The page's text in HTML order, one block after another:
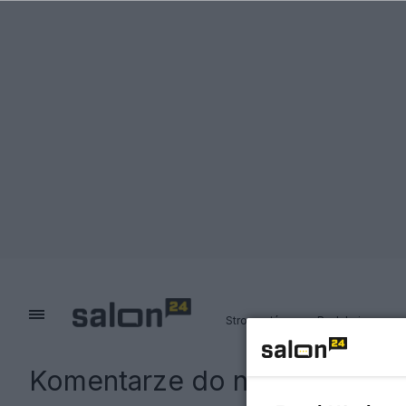
Strona główna Redakcja
Komentarze do notki: